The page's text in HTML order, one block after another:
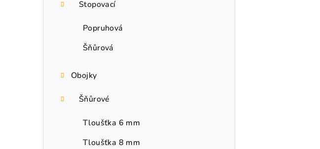
Stopovací
Popruhová
Šňůrová
Obojky
Šňůrové
Tloušťka 6 mm
Tloušťka 8 mm